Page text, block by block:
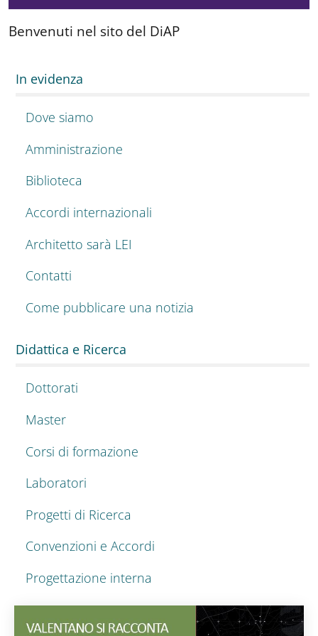
Benvenuti nel sito del DiAP
In evidenza
Dove siamo
Amministrazione
Biblioteca
Accordi internazionali
Architetto sarà LEI
Contatti
Come pubblicare una notizia
Didattica e Ricerca
Dottorati
Master
Corsi di formazione
Laboratori
Progetti di Ricerca
Convenzioni e Accordi
Progettazione interna